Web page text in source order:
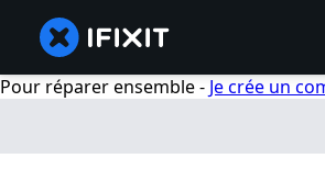
Pour réparer ensemble - Je crée un